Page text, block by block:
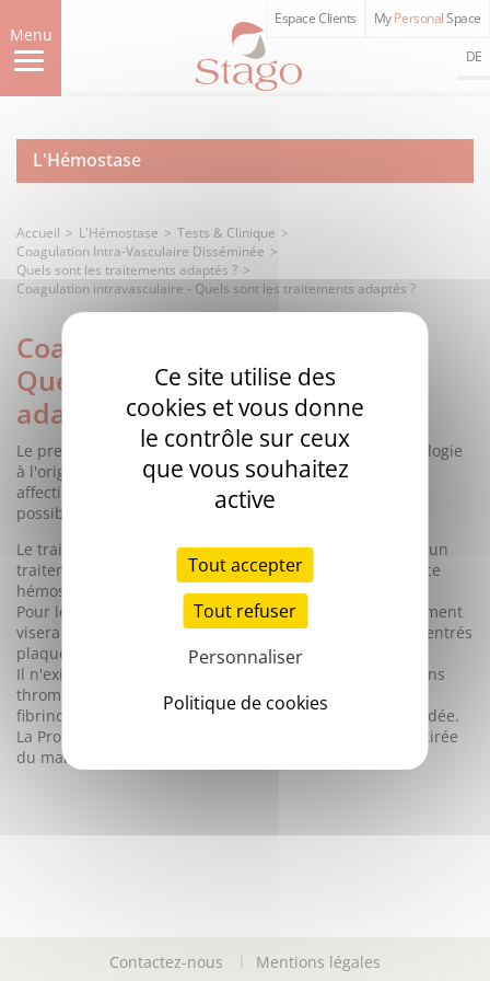
au
contenu
principal
Menu
Espace Clients MyPersonalSpace
DE
L'Hémostase
Accueil L'Hémostase
Tests & Clinique
Coagulation Intra-Vasculaire Disséminée
Quels sont les traitements adaptés ?
Coagulation intravasculaire - Quels sont les traitements adaptés ?
Coagulation intravasculaire -
Quels sont les traitements
adaptés ?
Le premier traitement à considérer est celui de la pathologie
à l'origine de la CIVD. Compte tenu de la diversité des
affections en cause, il existe une variété de traitements
possibles.
Le traitement de la CIVD proprement dite est avant tout un
traitement symptomatique qui vise à restaurer la balance
hémostatique.
Pour les manifestations hémorragiques graves, le traitement
visera à limiter les saignements par l'utilisation de concentrés
plaquettaires et de plasma frais congelé.
Il n'existe pas de traitement spécifique des manifestations
thrombotiques de la CIVD. L'utilisation d'héparines, de
fibrinolytiques, ou d'Antithrombine n'est pas recommandée.
La Protéine C activée (drotrécogine) a été récemment retirée
du marché en raison de son manque d'efficacité.
Contactez-nous
Mentions légales
Ce site utilise des
cookies et vous donne
le contrôle sur ceux
que vous souhaitez
active
Tout accepter
Tout refuser
Personnaliser
Politique de cookies